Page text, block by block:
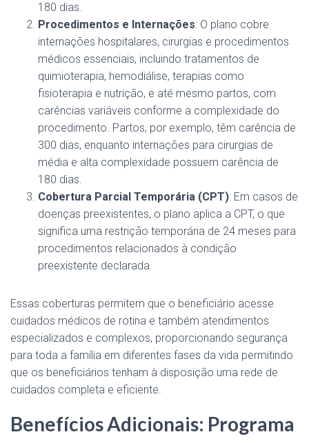
180 dias​.
Procedimentos e Internações: O plano cobre
internações hospitalares, cirurgias e procedimentos
médicos essenciais, incluindo tratamentos de
quimioterapia, hemodiálise, terapias como
fisioterapia e nutrição, e até mesmo partos, com
carências variáveis conforme a complexidade do
procedimento. Partos, por exemplo, têm carência de
300 dias, enquanto internações para cirurgias de
média e alta complexidade possuem carência de
180 dias​.
Cobertura Parcial Temporária (CPT): Em casos de
doenças preexistentes, o plano aplica a CPT, o que
significa uma restrição temporária de 24 meses para
procedimentos relacionados à condição
preexistente declarada​.
Essas coberturas permitem que o beneficiário acesse
cuidados médicos de rotina e também atendimentos
especializados e complexos, proporcionando segurança
para toda a família em diferentes fases da vida permitindo
que os beneficiários tenham à disposição uma rede de
cuidados completa e eficiente.
Benefícios Adicionais: Programa